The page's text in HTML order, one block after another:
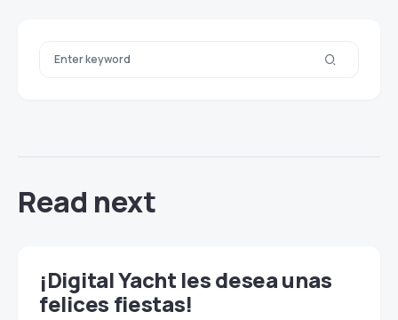
Read next
¡Digital Yacht les desea unas
felices fiestas!